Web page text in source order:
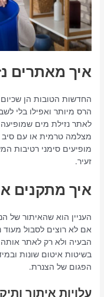
איך מאתרים
החדשות הטובות הן שכיום
הרס מיותר ואפילו בלי
לאתר נזילת מים
מצלמה טרמית או עם סיב
מופיעים סימני רטיבות
זעיר.
איך מתקנים
העניין הוא שהאיתור של
אם לא רוצים לסבול מעוד
הבעיה ולא רק לאתר
בשיטות איטום שונות
הפגום של הצנרת.
עלויות איתור